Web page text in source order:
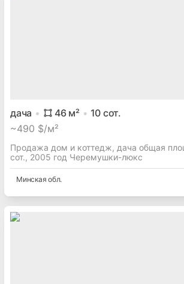
дача 46м² 10 сот.
~490 $/м²
Продажа дом и коттедж, дача общая
сот., 2005 год Черемушки-люкс
Минская обл.